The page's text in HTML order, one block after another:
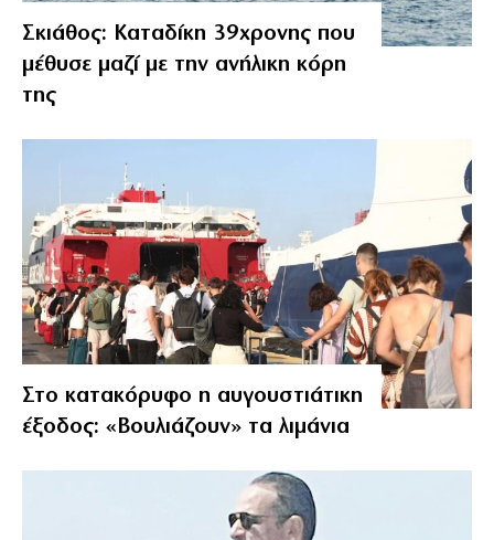
Σκιάθος: Καταδίκη 39χρονης που
μέθυσε μαζί με την ανήλικη κόρη
της
Στο κατακόρυφο η αυγουστιάτικη
έξοδος: «Βουλιάζουν» τα λιμάνια